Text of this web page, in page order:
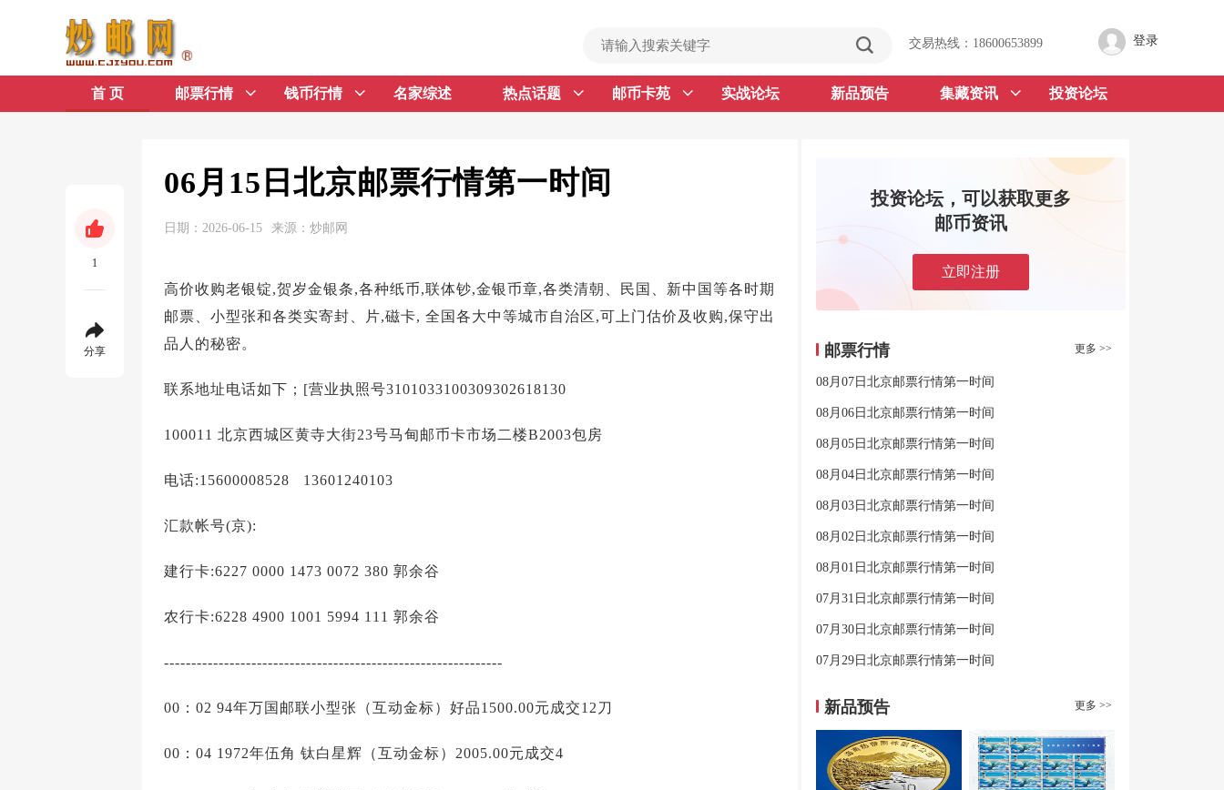
登录
交易热线：18600653899
首 页
钱币行情
邮币卡苑
实战论坛
集藏资讯
投资论坛
首 页 邮票行情 钱币行情 名家综述 热点话题 邮币卡苑 实战论坛 新品预告 集藏资讯 投资论坛
1
分享
06月15日北京邮票行情第一时间
日期：2026-06-15 来源：炒邮网
高价收购老银锭,贺岁金银条,各种纸币,联体钞,金银币章,各类清朝、民国、新中国等各时期
邮票、小型张和各类实寄封、片,磁卡, 全国各大中等城市自治区,可上门估价及收购,保守出
品人的秘密。
联系地址电话如下；[营业执照号3101033100309302618130
100011 北京西城区黄寺大街23号马甸邮币卡市场二楼B2003包房
电话:15600008528 13601240103
汇款帐号(京):
建行卡:6227 0000 1473 0072 380 郭余谷
农行卡:6228 4900 1001 5994 111 郭余谷
--------------------------------------------------------------
00：02 94年万国邮联小型张（互动金标）好品1500.00元成交12刀
00：04 1972年伍角 钛白星辉（互动金标）2005.00元成交4
投资论坛，可以获取更多
邮币资讯
立即注册
邮票行情 更多 >>
08月07日北京邮票行情第一时间
08月06日北京邮票行情第一时间
08月05日北京邮票行情第一时间
08月04日北京邮票行情第一时间
08月03日北京邮票行情第一时间
08月02日北京邮票行情第一时间
08月01日北京邮票行情第一时间
07月31日北京邮票行情第一时间
07月30日北京邮票行情第一时间
07月29日北京邮票行情第一时间
新品预告 更多 >>